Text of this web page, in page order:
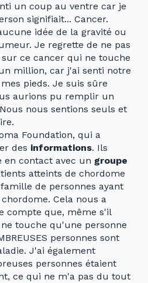
un coup au ventre car je
signifiait... Cancer.
idée de la gravité ou
Je regrette de ne pas
ce cancer qui ne touche
million, car j'ai senti notre
pieds. Je suis sûre
aurions pu remplir un
nous sentions seuls et
Foundation, qui a
des informations. Ils
en contact avec un groupe
atteints de chordome
de personnes ayant
Cela nous a
compte que, même s'il
touche qu'une personne
personnes sont
J'ai également
personnes étaient
ce qui ne m'a pas du tout